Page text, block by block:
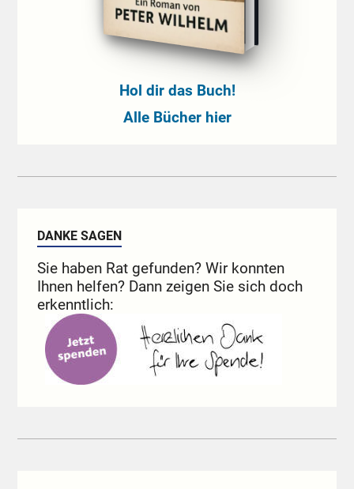
Hol dir das Buch!
Alle Bücher hier
DANKE SAGEN
Sie haben Rat gefunden? Wir konnten
Ihnen helfen? Dann zeigen Sie sich doch
erkenntlich: